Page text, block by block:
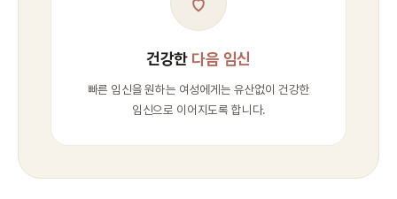
건강한 다음 임신
빠른 임신을 원하는 여성에게는 유산없이 건강한
임신으로 이어지도록 합니다.